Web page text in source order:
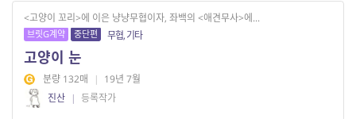
<고양이 꼬리>에 이은 냥냥무협이자, 좌백의 <애견무사>에...
브릿G계약 중단편 무협, 기타
고양이 눈
분량 132매 | 19년 7월
진산 | 등록작가